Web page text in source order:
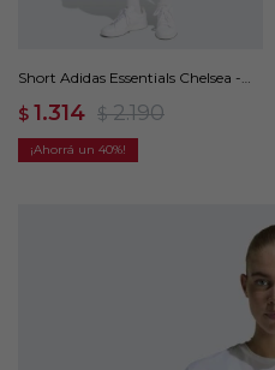
Short Adidas Essentials Chelsea -
$ 1.314 $ 2.190
40